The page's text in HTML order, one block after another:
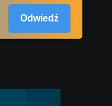
Odwiedź